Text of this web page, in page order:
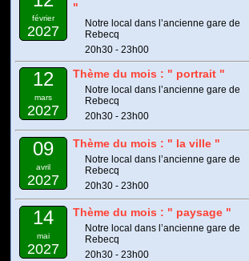
février
2027
"
Notre local dans l’ancienne gare de
Rebecq
20h30 - 23h00
12
mars
2027
Thème du mois : " portrait "
Notre local dans l’ancienne gare de
Rebecq
20h30 - 23h00
09
avril
2027
Thème du mois : " la ville "
Notre local dans l’ancienne gare de
Rebecq
20h30 - 23h00
14
mai
2027
Thème du mois : " paysage "
Notre local dans l’ancienne gare de
Rebecq
20h30 - 23h00